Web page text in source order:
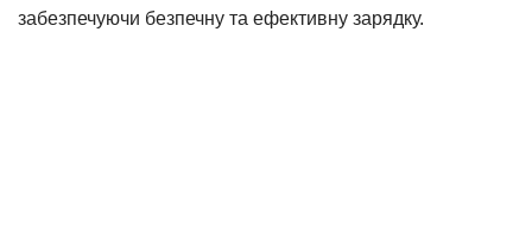
забезпечуючи безпечну та ефективну зарядку.